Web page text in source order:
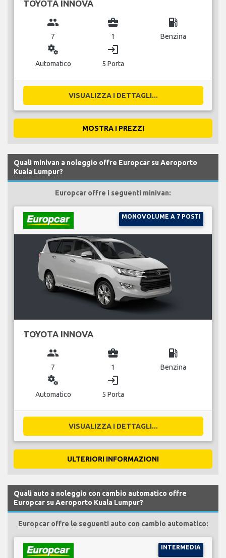
TOYOTA INNOVA
group
7
business_center
1
local_gas_station
Benzina
miscellaneous_services
Automatico
login
5 Porta
VISUALIZZA I DETTAGLI...
MOSTRA I PREZZI
Quali minivan a noleggio offre Europcar su Aeroporto
Kuala Lumpur?
Europcar offre i seguenti minivan:
MONOVOLUME A 7 POSTI
TOYOTA INNOVA
group
7
business_center
1
local_gas_station
Benzina
miscellaneous_services
Automatico
login
5 Porta
VISUALIZZA I DETTAGLI...
ULTERIORI INFORMAZIONI
Quali auto a noleggio con cambio automatico offre
Europcar su Aeroporto Kuala Lumpur?
Europcar offre le seguenti auto con cambio automatico:
INTERMEDIA